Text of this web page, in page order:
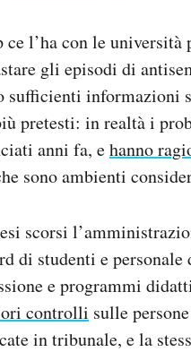
ce l’ha con le università
gli episodi di
sufficienti informazioni
pretesti: in realtà i
anni fa, ehanno
sono ambienti
scorsi
di studenti e
e programmi
controlli sulle
in tribunale, e la